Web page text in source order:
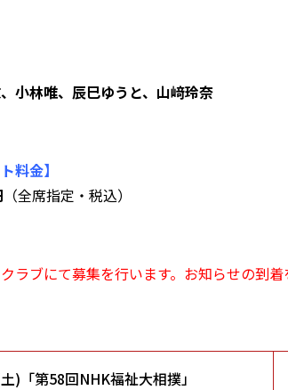
小林唯、辰巳ゆうと、山﨑玲奈
料金】
（全席指定・税込）
ラブにて募集を行います。お知らせの到着
)「第58回NHK福祉大相撲」